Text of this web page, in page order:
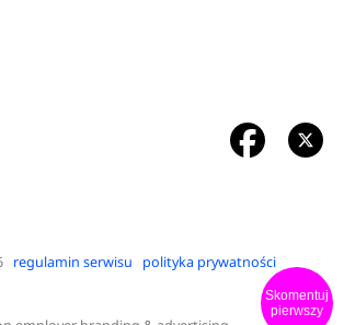
Skomentuj
pierwszy
regulamin serwisu polityka prywatności